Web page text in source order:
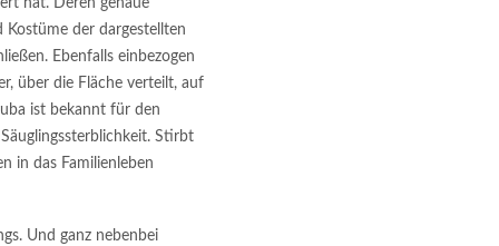
hat. Deren genaue
der dargestellten
Ebenfalls einbezogen
über die Fläche verteilt, auf
ist bekannt für den
Stirbt
in das Familienleben
Und ganz nebenbei